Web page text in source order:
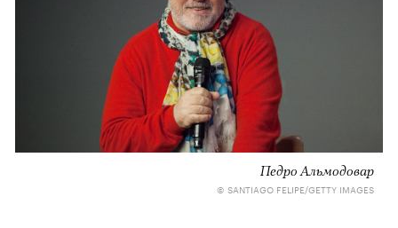
Педро Альмодовар
© SANTIAGO FELIPE/GETTY IMAGES